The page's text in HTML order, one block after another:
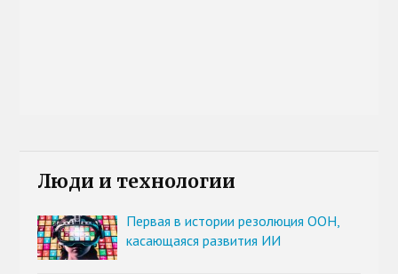
Люди и технологии
Первая в истории резолюция ООН,
касающаяся развития ИИ